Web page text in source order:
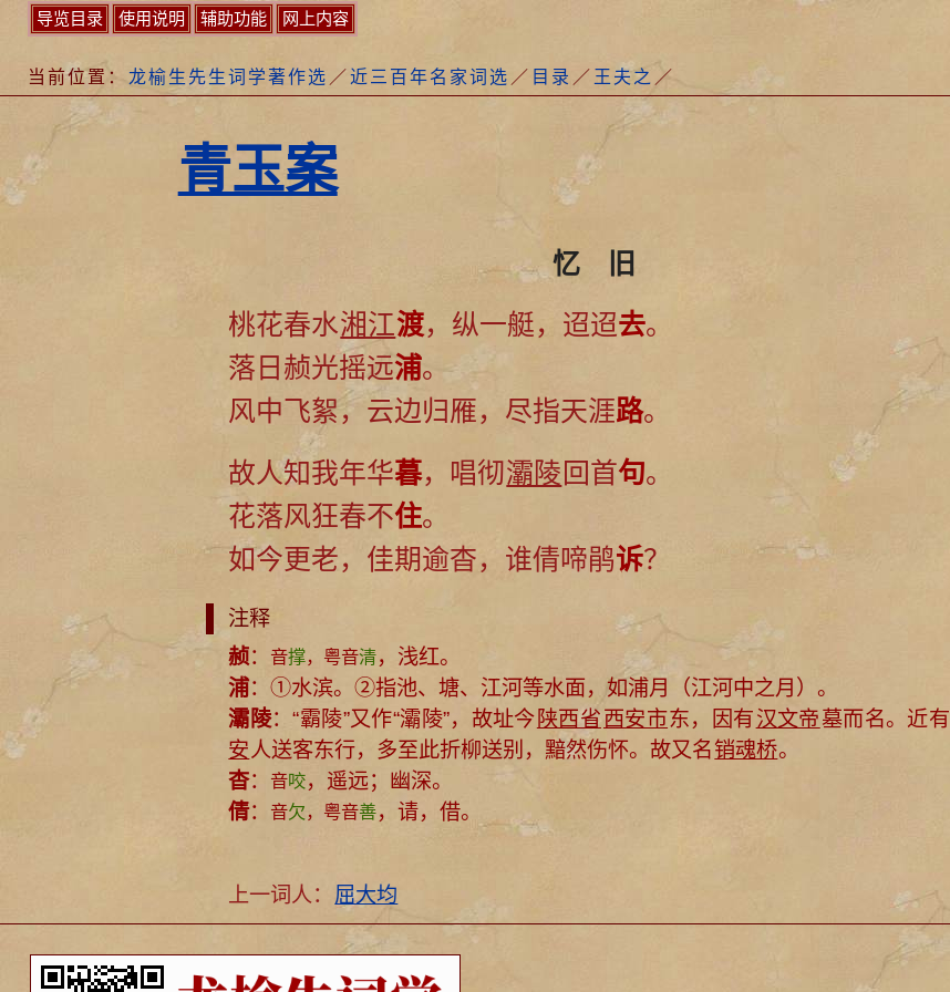
导览目录 使用说明 辅助功能 网上内容
当前位置： 龙榆生先生词学著作选 ／ 近三百年名家词选 ／ 目录 ／ 王夫之 ／
青玉案
忆 旧
桃花春水湘江渡，纵一艇，迢迢去。
落日赪光摇远浦。
风中飞絮，云边归雁，尽指天涯路。
故人知我年华暮，唱彻灞陵 回首句。
花落风狂春不住。
如今更老，佳期逾杳，谁倩啼鹃诉？
注释
赪： 音撑，粤音清，浅红。
浦：①水滨。②指池、塘、江河等水面，如浦月（江河中之月）。
灞陵：“霸陵”又作“灞陵”，故址今 陕西省西安市东，因有汉文帝墓而名。近有
安人送客东行，多至此折柳送别，黯然伤怀。故又名销魂桥。
杳： 音咬，遥远；幽深。
倩： 音欠 ，粤音善，请，借。
上一词人： 屈大均